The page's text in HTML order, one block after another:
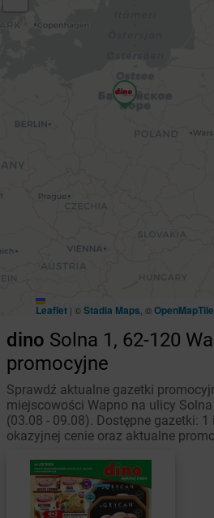
Leaflet | ©Stadia Maps , ©
dino Solna 1, 62-120
promocyjne
Sprawdź aktualne gazetki
miejscowości Wapno na ulicy
(03.08 - 09.08). Dostępne gazetki:
okazyjnej cenie oraz aktualne